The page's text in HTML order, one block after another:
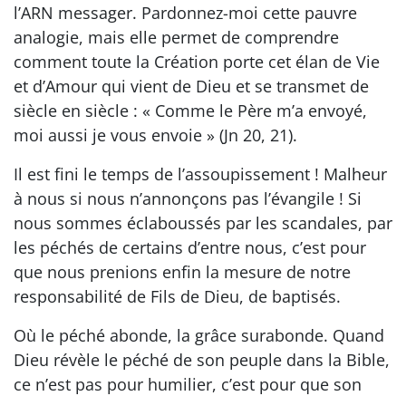
l’ARN messager. Pardonnez-moi cette pauvre
analogie, mais elle permet de comprendre
comment toute la Création porte cet élan de Vie
et d’Amour qui vient de Dieu et se transmet de
siècle en siècle : « Comme le Père m’a envoyé,
moi aussi je vous envoie » (Jn 20, 21).
Il est fini le temps de l’assoupissement ! Malheur
à nous si nous n’annonçons pas l’évangile ! Si
nous sommes éclaboussés par les scandales, par
les péchés de certains d’entre nous, c’est pour
que nous prenions enfin la mesure de notre
responsabilité de Fils de Dieu, de baptisés.
Où le péché abonde, la grâce surabonde. Quand
Dieu révèle le péché de son peuple dans la Bible,
ce n’est pas pour humilier, c’est pour que son